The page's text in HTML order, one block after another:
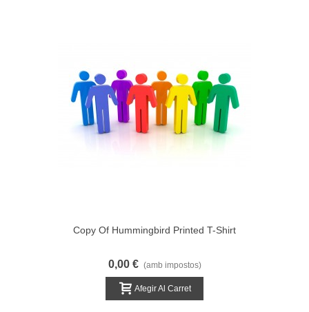
Copy Of Hummingbird Printed T-Shirt
0,00 € (amb impostos)
Afegir Al Carret